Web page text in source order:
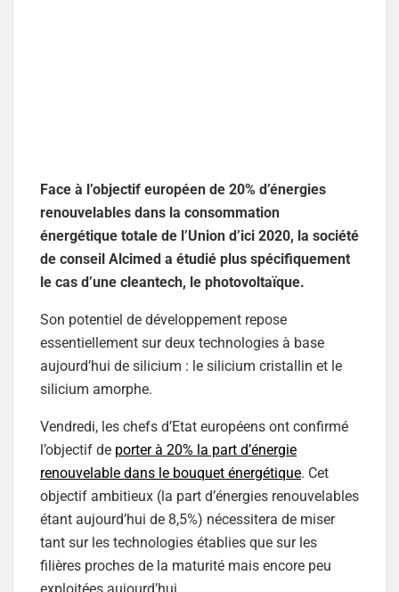
Face à l’objectif européen de 20% d’énergies
renouvelables dans la consommation
énergétique totale de l’Union d’ici 2020, la société
de conseil Alcimed a étudié plus spécifiquement
le cas d’une cleantech, le photovoltaïque.
Son potentiel de développement repose
essentiellement sur deux technologies à base
aujourd’hui de silicium : le silicium cristallin et le
silicium amorphe.
Vendredi, les chefs d’Etat européens ont confirmé
l’objectif de porter à 20% la part d’énergie
renouvelable dans le bouquet énergétique. Cet
objectif ambitieux (la part d’énergies renouvelables
étant aujourd’hui de 8,5%) nécessitera de miser
tant sur les technologies établies que sur les
filières proches de la maturité mais encore peu